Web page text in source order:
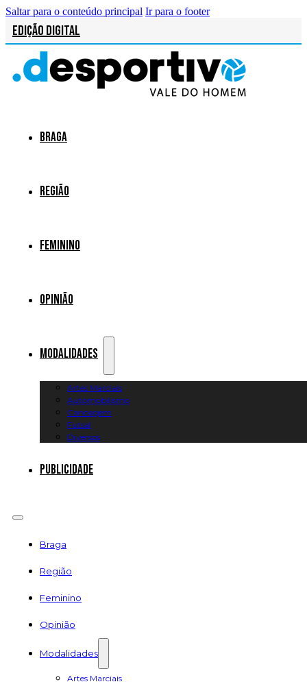
Saltar para o conteúdo principal Ir para o footer
Edição Digital
Braga
Região
Feminino
Opinião
Modalidades
Artes Marciais
Automobilismo
Canoagem
Futsal
Diversos
Publicidade
Braga
Região
Feminino
Opinião
Modalidades
Artes Marciais